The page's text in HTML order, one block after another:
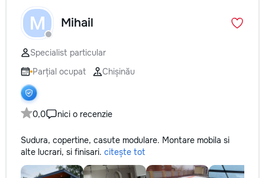
M Mihail
Specialist particular
Parțial ocupat
Chișinău
0,0 nici o recenzie
Sudura, copertine, casute modulare. Montare mobila si
alte lucrari, si finisari. citește tot